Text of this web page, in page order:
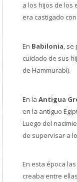
a los hijos de los
era castigado
En Babilonia, se
cuidado de sus
de Hammurabi).
En la Antigua
en la antiguo
Luego del
de supervisar a
En esta época
creaba entre